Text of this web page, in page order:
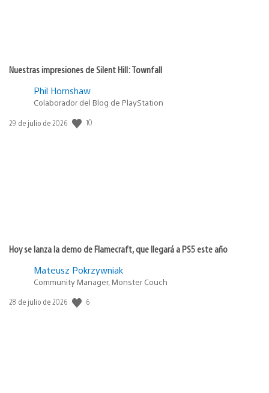
Nuestras impresiones de Silent Hill: Townfall
Phil Hornshaw
Colaborador del Blog de PlayStation
Fecha
29 de julio de 2026 10
Hoy se lanza la demo de Flamecraft, que llegará a PS5 este año
Mateusz Pokrzywniak
Community Manager, Monster Couch
Fecha
28 de julio de 2026 6